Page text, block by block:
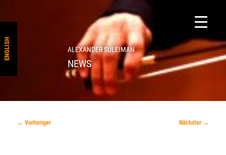
ENGLISH ALEXANDER SULEIMAN
NEWS
Beitragsnavigation
← Vorheriger Nächster →